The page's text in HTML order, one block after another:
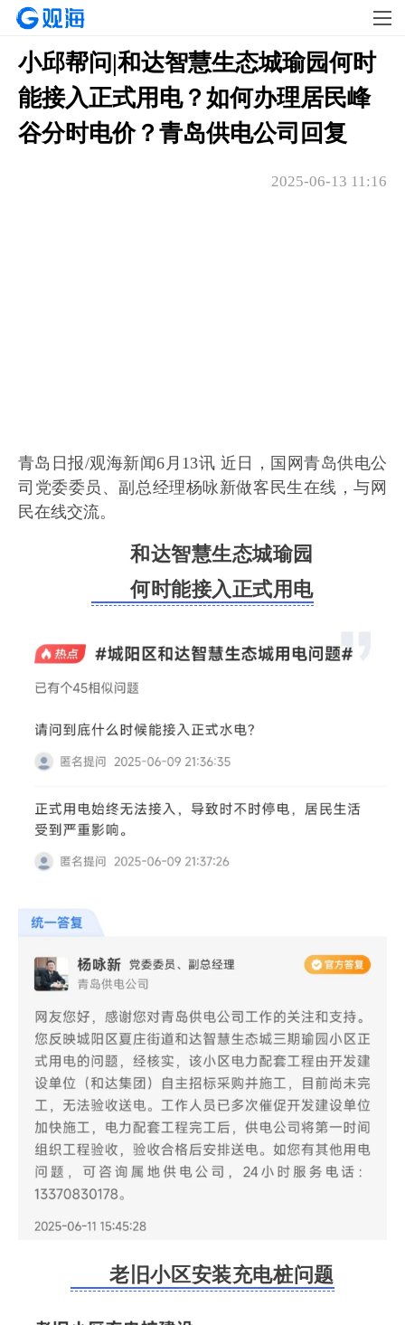
小邱帮问|和达智慧生态城瑜园何时
能接入正式用电？如何办理居民峰
谷分时电价？青岛供电公司回复
2025-06-13 11:16
青岛日报/观海新闻6月13讯 近日， 国网青岛供电公
司党委委员、副总经理杨咏新做客民生在线，与网
民在线交流。
和达智慧生态城瑜园
何时能接入正式用电
老旧小区安装充电桩问题